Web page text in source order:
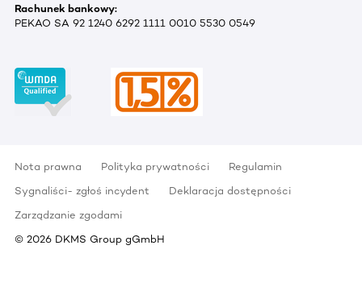
Rachunek bankowy:
PEKAO SA 92 1240 6292 1111 0010 5530 0549
Nota prawna Polityka prywatności
Regulamin
Sygnaliści- zgłoś incydent
Deklaracja dostępności
Zarządzanie zgodami
© 2026 DKMS Group gGmbH